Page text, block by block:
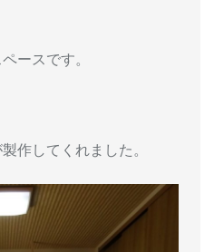
ースです。
作してくれました。